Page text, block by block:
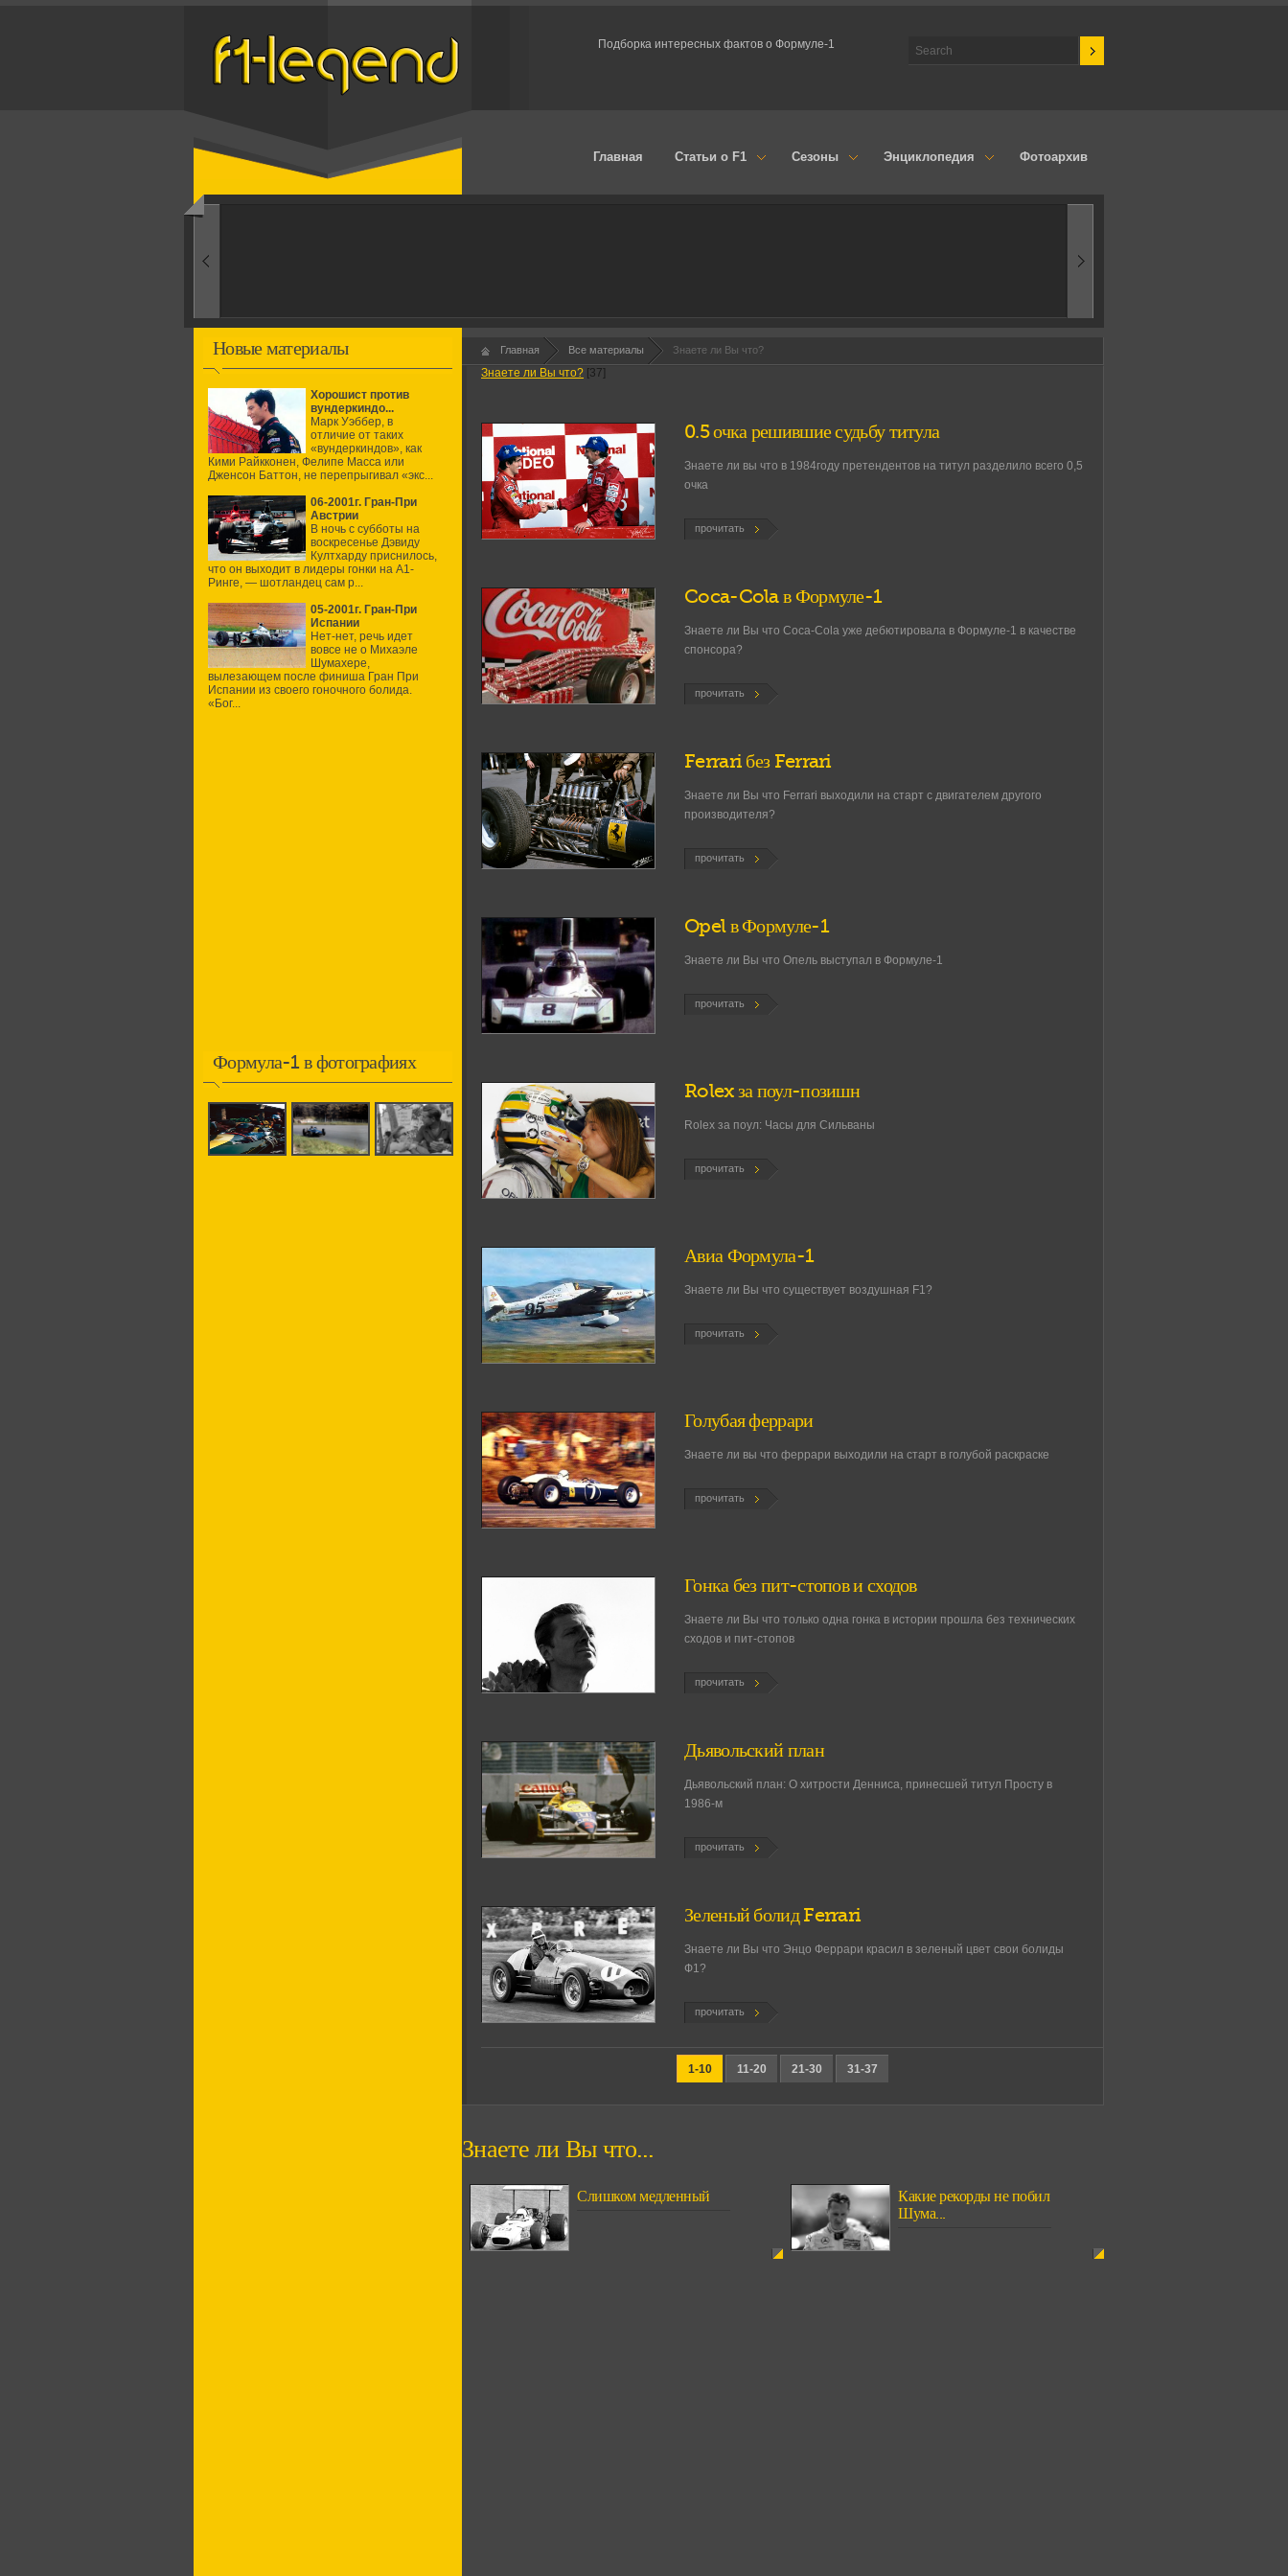
Подборка интересных фактов о Формуле-1
Главная Статьи о F1 Сезоны Энциклопедия Фотоархив
Новые материалы
Хорошист против
вундеркиндо...
Марк Уэббер, в
отличие от таких
«вундеркиндов», как
Кими Райкконен, Фелипе Масса или
Дженсон Баттон, не перепрыгивал «экс...
06-2001г. Гран-При
Австрии
В ночь с субботы на
воскресенье Дэвиду
Култхарду приснилось,
что он выходит в лидеры гонки на А1-
Ринге, — шотландец сам р...
05-2001г. Гран-При
Испании
Нет-нет, речь идет
вовсе не о Михаэле
Шумахере,
вылезающем после финиша Гран При
Испании из своего гоночного болида.
«Бог...
Формула-1 в фотографиях
Главная Все материалы Знаете ли Вы что?
Знаете ли Вы что? [37]
0.5 очка решившие судьбу титула
Знаете ли вы что в 1984году претендентов на титул разделило всего 0,5
очка
прочитать
Coca-Cola в Формуле-1
Знаете ли Вы что Coca-Cola уже дебютировала в Формуле-1 в качестве
спонсора?
прочитать
Ferrari без Ferrari
Знаете ли Вы что Ferrari выходили на старт с двигателем другого
производителя?
прочитать
Opel в Формуле-1
Знаете ли Вы что Опель выступал в Формуле-1
прочитать
Rolex за поул-позишн
Rolex за поул: Часы для Сильваны
прочитать
Авиа Формула-1
Знаете ли Вы что существует воздушная F1?
прочитать
Голубая феррари
Знаете ли вы что феррари выходили на старт в голубой раскраске
прочитать
Гонка без пит-стопов и сходов
Знаете ли Вы что только одна гонка в истории прошла без технических
сходов и пит-стопов
прочитать
Дьявольский план
Дьявольский план: О хитрости Денниса, принесшей титул Просту в
1986-м
прочитать
Зеленый болид Ferrari
Знаете ли Вы что Энцо Феррари красил в зеленый цвет свои болиды
Ф1?
прочитать
1-10 11-20 21-30 31-37
Знаете ли Вы что...
Слишком медленный
Какие рекорды не побил
Шума...